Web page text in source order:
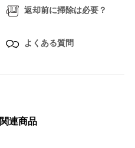
返却前に掃除は必要？
よくある質問
関連商品